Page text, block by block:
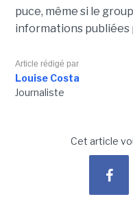
puce, même si le
informations publiées
Article rédigé par
Louise Costa
Journaliste
Cet article